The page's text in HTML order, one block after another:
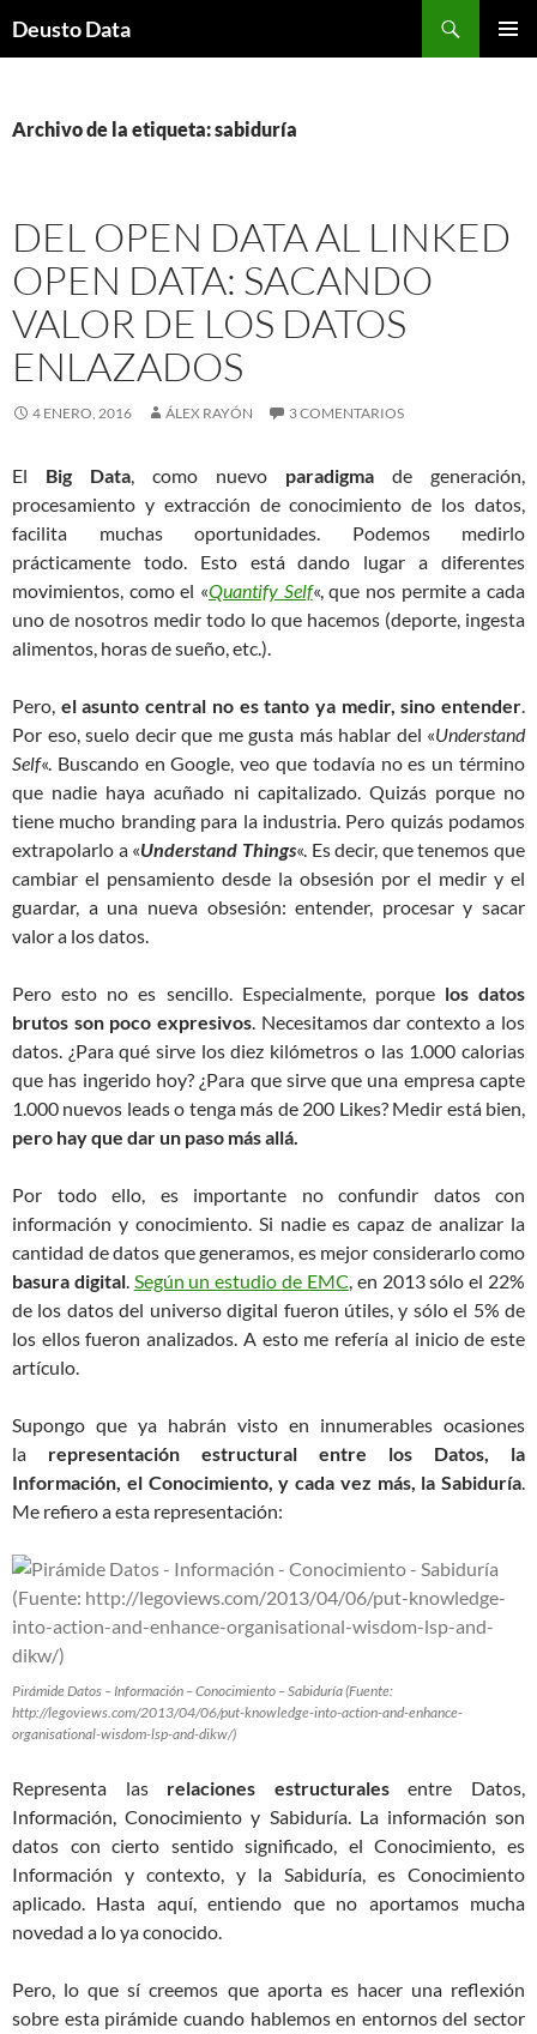
Deusto Data
Archivo de la etiqueta: sabiduría
DEL OPEN DATA AL LINKED
OPEN DATA: SACANDO
VALOR DE LOS DATOS
ENLAZADOS
4 ENERO, 2016 ÁLEX RAYÓN 3 COMENTARIOS
El Big Data, como nuevo paradigma de generación,
procesamiento y extracción de conocimiento de los datos,
facilita muchas oportunidades. Podemos medirlo
prácticamente todo. Esto está dando lugar a diferentes
movimientos, como el «Quantify Self«, que nos permite a cada
uno de nosotros medir todo lo que hacemos (deporte, ingesta
alimentos, horas de sueño, etc.).
Pero, el asunto central no es tanto ya medir, sino entender.
Por eso, suelo decir que me gusta más hablar del «Understand
Self«. Buscando en Google, veo que todavía no es un término
que nadie haya acuñado ni capitalizado. Quizás porque no
tiene mucho branding para la industria. Pero quizás podamos
extrapolarlo a «Understand Things«. Es decir, que tenemos que
cambiar el pensamiento desde la obsesión por el medir y el
guardar, a una nueva obsesión: entender, procesar y sacar
valor a los datos.
Pero esto no es sencillo. Especialmente, porque los datos
brutos son poco expresivos. Necesitamos dar contexto a los
datos. ¿Para qué sirve los diez kilómetros o las 1.000 calorias
que has ingerido hoy? ¿Para que sirve que una empresa capte
1.000 nuevos leads o tenga más de 200 Likes? Medir está bien,
pero hay que dar un paso más allá.
Por todo ello, es importante no confundir datos con
información y conocimiento. Si nadie es capaz de analizar la
cantidad de datos que generamos, es mejor considerarlo como
basura digital. Según un estudio de EMC, en 2013 sólo el 22%
de los datos del universo digital fueron útiles, y sólo el 5% de
los ellos fueron analizados. A esto me refería al inicio de este
artículo.
Supongo que ya habrán visto en innumerables ocasiones
la representación estructural entre los Datos, la
Información, el Conocimiento, y cada vez más, la Sabiduría.
Me refiero a esta representación:
Pirámide Datos – Información – Conocimiento – Sabiduría (Fuente:
http://legoviews.com/2013/04/06/put-knowledge-into-action-and-enhance-
organisational-wisdom-lsp-and-dikw/)
Representa las relaciones estructuralesentre Datos,
Información, Conocimiento y Sabiduría. La información son
datos con cierto sentido significado, el Conocimiento, es
Información y contexto, y la Sabiduría, es Conocimiento
aplicado. Hasta aquí, entiendo que no aportamos mucha
novedad a lo ya conocido.
Pero, lo que sí creemos que aporta es hacer una reflexión
sobre esta pirámide cuando hablemos en entornos del sector